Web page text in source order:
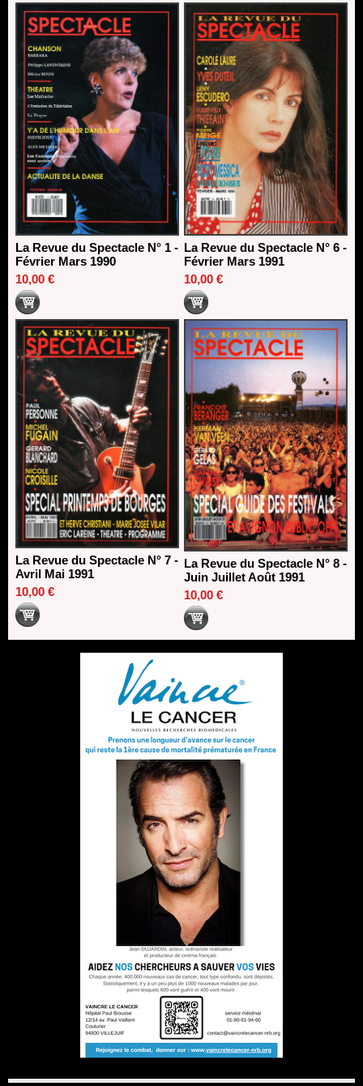
La Revue du Spectacle N° 1 -
Février Mars 1990
10,00 €
La Revue du Spectacle N° 6 -
Février Mars 1991
10,00 €
La Revue du Spectacle N° 7 -
Avril Mai 1991
10,00 €
La Revue du Spectacle N° 8 -
Juin Juillet Août 1991
10,00 €